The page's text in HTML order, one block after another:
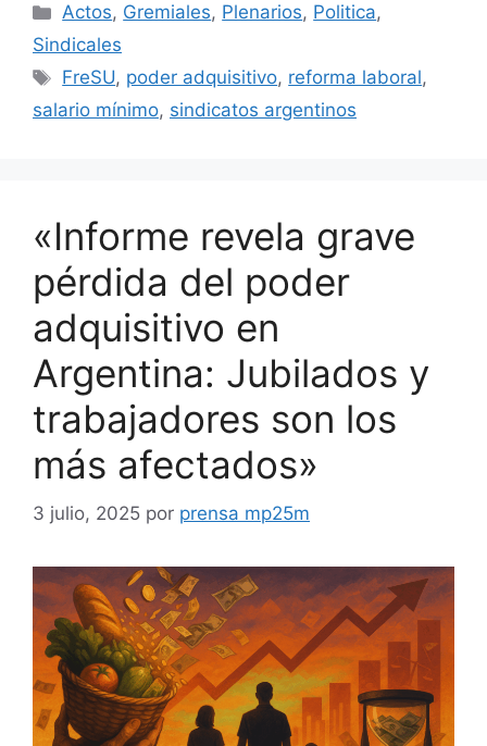
Actos, Gremiales, Plenarios, Politica,
Sindicales
FreSU, poder adquisitivo, reforma laboral,
salario mínimo, sindicatos argentinos
«Informe revela grave
pérdida del poder
adquisitivo en
Argentina: Jubilados y
trabajadores son los
más afectados»
3 julio, 2025 por prensa mp25m